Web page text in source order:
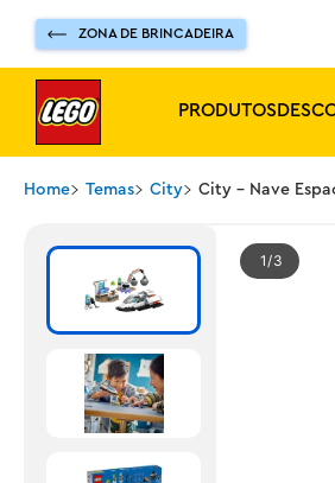
ZONA DE BRINCADEIRA
PRODUTOS
Home Temas City City - Nave
1 3